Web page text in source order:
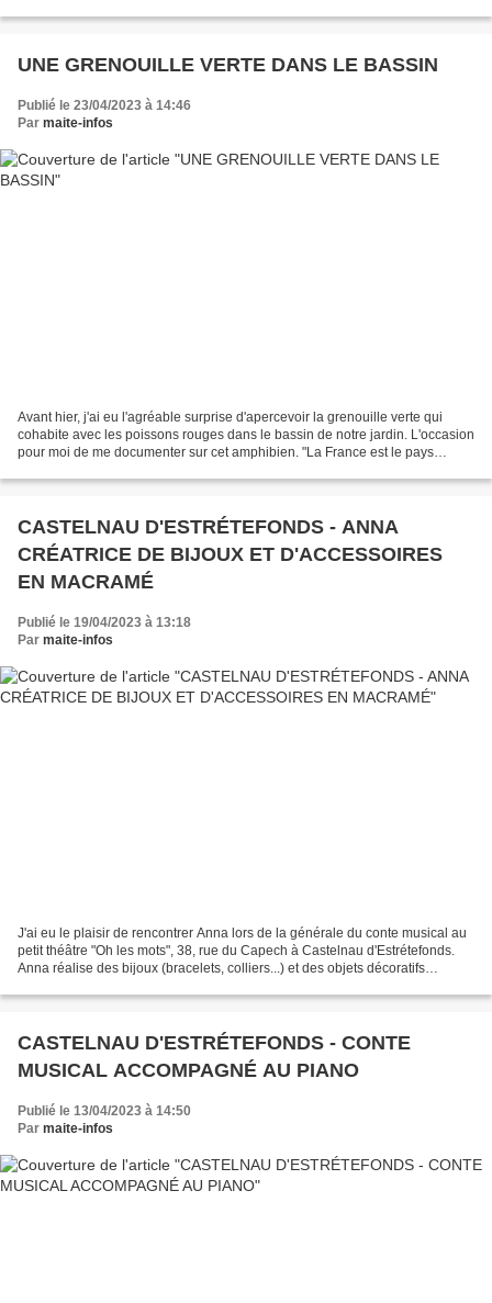
UNE GRENOUILLE VERTE DANS LE BASSIN
Publié le 23/04/2023 à 14:46
Par maite-infos
Avant hier, j'ai eu l'agréable surprise d'apercevoir la grenouille verte qui
cohabite avec les poissons rouges dans le bassin de notre jardin. L'occasion
pour moi de me documenter sur cet amphibien. "La France est le pays
CASTELNAU D'ESTRÉTEFONDS - ANNA
CRÉATRICE DE BIJOUX ET D'ACCESSOIRES
EN MACRAMÉ
Publié le 19/04/2023 à 13:18
Par maite-infos
J'ai eu le plaisir de rencontrer Anna lors de la générale du conte musical au
petit théâtre "Oh les mots", 38, rue du Capech à Castelnau d'Estrétefonds.
Anna réalise des bijoux (bracelets, colliers...) et des objets décoratifs
CASTELNAU D'ESTRÉTEFONDS - CONTE
MUSICAL ACCOMPAGNÉ AU PIANO
Publié le 13/04/2023 à 14:50
Par maite-infos